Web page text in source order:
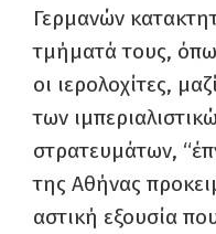
Γερμανών
τμήματά τους,
οι ιερολοχίτες,
των
στρατευμάτων,
της Αθήνας
αστική εξουσία